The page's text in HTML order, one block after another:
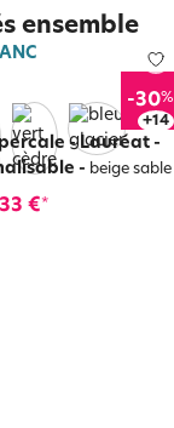
ensemble
-30%
+18
- Lauréat -
- beige sable
€*